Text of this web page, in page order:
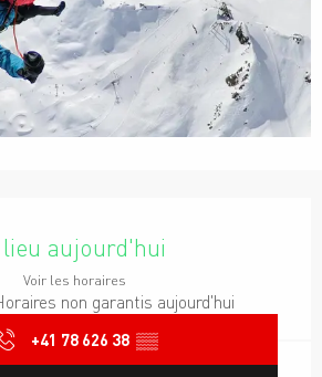
aujourd'hui
Voir les horaires
non garantis aujourd'hui
+41 78 626 38 ▒▒